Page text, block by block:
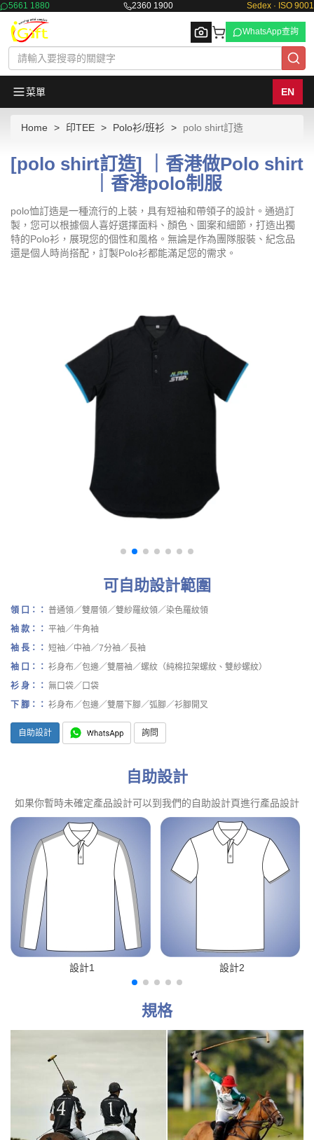
5661 1880 2360 1900 Sedex · ISO 9001
Browse
WhatsApp查詢
菜單 EN
Home 印TEE Polo衫/班衫 polo shirt訂造
[polo shirt訂造] ｜香港做Polo shirt
｜香港polo制服
polo恤訂造是一種流行的上裝，具有短袖和帶領子的設計。通過訂
製，您可以根據個人喜好選擇面料、顏色、圖案和細節，打造出獨
特的Polo衫，展現您的個性和風格。無論是作為團隊服裝、紀念品
還是個人時尚搭配，訂製Polo衫都能滿足您的需求。
可自助設計範圍
領 口：： 普通領／雙層領／雙紗羅紋領／染色羅紋領
袖 款：： 平袖／牛角袖
袖 長：： 短袖／中袖／7分袖／長袖
袖 口：： 衫身布／包邊／雙層袖／螺紋（純棉拉架螺紋、雙紗螺紋）
衫 身：： 無口袋／口袋
下 腳：： 衫身布／包邊／雙層下腳／弧腳／衫腳開叉
自助設計 詢問
自助設計
如果你暫時未確定產品設計可以到我們的自助設計頁進行產品設計
設計1 設計2
規格